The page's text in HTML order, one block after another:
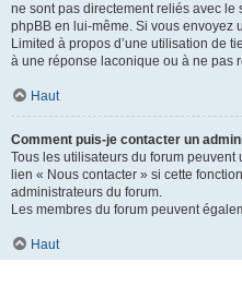
ne sont pas directement reliés avec le
phpBB en lui-même. Si vous envoyez
Limited à propos d’une utilisation de
à une réponse laconique ou à ne pas
Haut
Comment puis-je contacter un
Tous les utilisateurs du forum
lien « Nous contacter » si cette
administrateurs du forum.
Les membres du forum peuvent
Haut